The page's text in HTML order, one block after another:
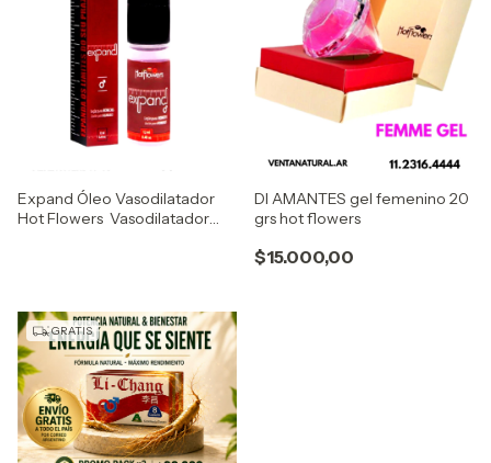
Expand Óleo Vasodilatador
Hot Flowers Vasodilatador
DI AMANTES gel femenino 20
grs hot flowers
$15.000,00
GRATIS